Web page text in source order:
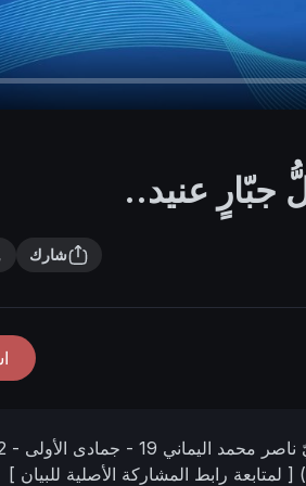
جبّارٍ عنيد..
شارك
ناصر محمد اليماني
[ لمتابعة رابط المشاركة الأصلية للبيان ]